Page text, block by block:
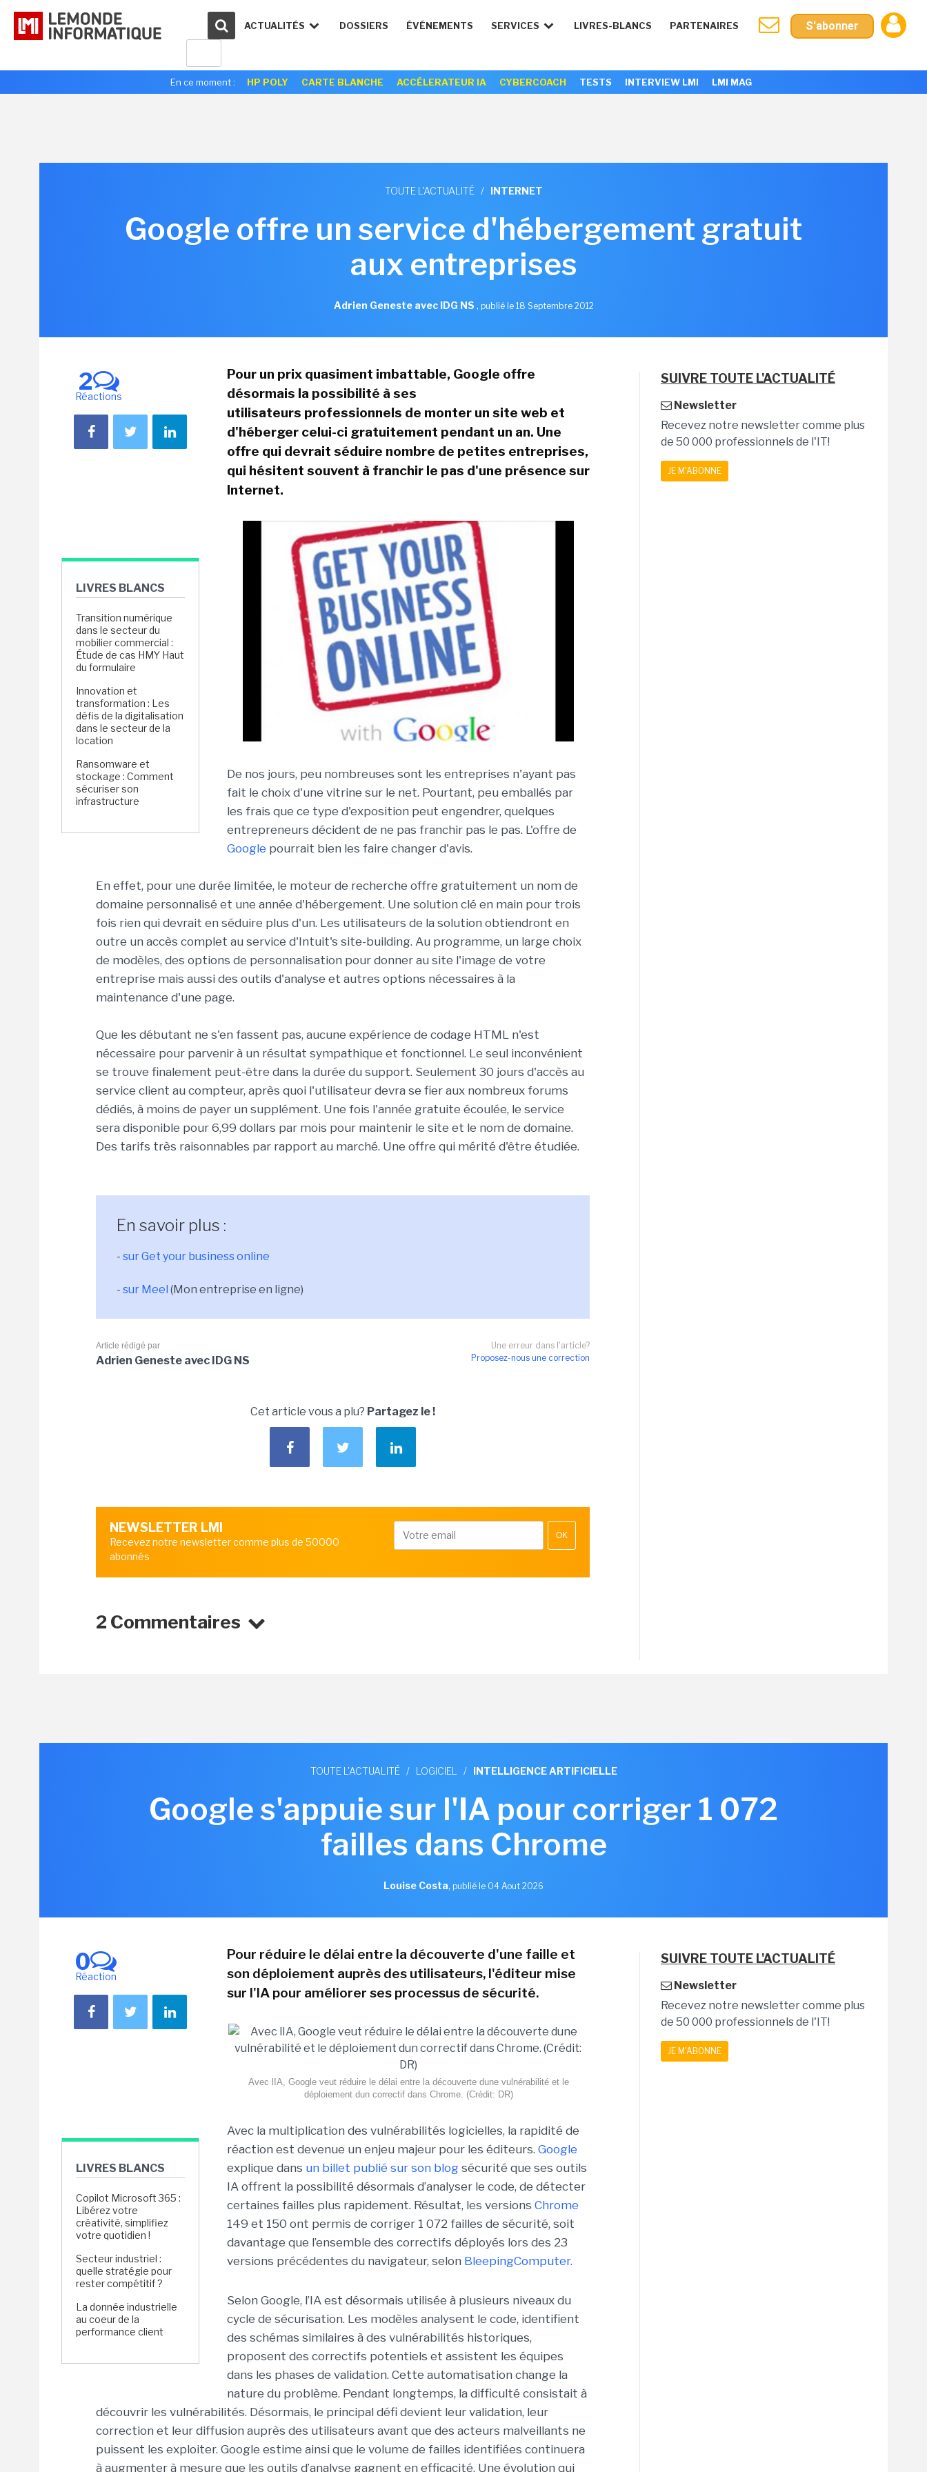
ACTUALITÉS DOSSIERS ÉVÉNEMENTS SERVICES LIVRES-BLANCS PARTENAIRES S'abonner
En ce moment : HP POLY CARTE BLANCHE ACCÉLERATEUR IA CYBERCOACH TESTS INTERVIEW LMI LMI MAG
TOUTE L'ACTUALITÉ / INTERNET
Google offre un service d'hébergement gratuit
aux entreprises
Adrien Geneste avec IDG NS , publié le 18 Septembre 2012
2
Réactions
LIVRES BLANCS
Transition numérique
dans le secteur du
mobilier commercial :
Étude de cas HMY Haut
du formulaire
Innovation et
transformation : Les
défis de la digitalisation
dans le secteur de la
location
Ransomware et
stockage : Comment
sécuriser son
infrastructure
Pour un prix quasiment imbattable, Google offre
désormais la possibilité à ses
utilisateurs professionnels de monter un site web et
d'héberger celui-ci gratuitement pendant un an. Une
offre qui devrait séduire nombre de petites entreprises,
qui hésitent souvent à franchir le pas d'une présence sur
Internet.
De nos jours, peu nombreuses sont les entreprises n'ayant pas
fait le choix d'une vitrine sur le net. Pourtant, peu emballés par
les frais que ce type d'exposition peut engendrer, quelques
entrepreneurs décident de ne pas franchir pas le pas. L'offre de
Google pourrait bien les faire changer d'avis.
En effet, pour une durée limitée, le moteur de recherche offre gratuitement un nom de
domaine personnalisé et une année d'hébergement. Une solution clé en main pour trois
fois rien qui devrait en séduire plus d'un. Les utilisateurs de la solution obtiendront en
outre un accès complet au service d'Intuit's site-building. Au programme, un large choix
de modèles, des options de personnalisation pour donner au site l'image de votre
entreprise mais aussi des outils d'analyse et autres options nécessaires à la
maintenance d'une page.
Que les débutant ne s'en fassent pas, aucune expérience de codage HTML n'est
nécessaire pour parvenir à un résultat sympathique et fonctionnel. Le seul inconvénient
se trouve finalement peut-être dans la durée du support. Seulement 30 jours d'accès au
service client au compteur, après quoi l'utilisateur devra se fier aux nombreux forums
dédiés, à moins de payer un supplément. Une fois l'année gratuite écoulée, le service
sera disponible pour 6,99 dollars par mois pour maintenir le site et le nom de domaine.
Des tarifs très raisonnables par rapport au marché. Une offre qui mérité d'être étudiée.
En savoir plus :
- sur Get your business online
- sur Meel (Mon entreprise en ligne)
Une erreur dans l'article?
Proposez-nous une correction
Article rédigé par
Adrien Geneste avec IDG NS
Cet article vous a plu? Partagez le !
NEWSLETTER LMI
Recevez notre newsletter comme plus de 50000
abonnés
OK
2 Commentaires
SUIVRE TOUTE L'ACTUALITÉ
Newsletter
Recevez notre newsletter comme plus
de 50 000 professionnels de l'IT!
JE M'ABONNE
TOUTE L'ACTUALITÉ / LOGICIEL / INTELLIGENCE ARTIFICIELLE
Google s'appuie sur l'IA pour corriger 1 072
failles dans Chrome
Louise Costa, publié le 04 Aout 2026
0
Réaction
LIVRES BLANCS
Copilot Microsoft 365 :
Libérez votre
créativité, simplifiez
votre quotidien !
Secteur industriel :
quelle stratégie pour
rester compétitif ?
La donnée industrielle
au coeur de la
performance client
Pour réduire le délai entre la découverte d'une faille et
son déploiement auprès des utilisateurs, l'éditeur mise
sur l'IA pour améliorer ses processus de sécurité.
Avec lIA, Google veut réduire le délai entre la découverte dune vulnérabilité et le
déploiement dun correctif dans Chrome. (Crédit: DR)
Avec la multiplication des vulnérabilités logicielles, la rapidité de
réaction est devenue un enjeu majeur pour les éditeurs. Google
explique dans un billet publié sur son blog sécurité que ses outils
IA offrent la possibilité désormais d’analyser le code, de détecter
certaines failles plus rapidement. Résultat, les versions Chrome
149 et 150 ont permis de corriger 1 072 failles de sécurité, soit
davantage que l’ensemble des correctifs déployés lors des 23
versions précédentes du navigateur, selon BleepingComputer.
Selon Google, l’IA est désormais utilisée à plusieurs niveaux du
cycle de sécurisation. Les modèles analysent le code, identifient
des schémas similaires à des vulnérabilités historiques,
proposent des correctifs potentiels et assistent les équipes
dans les phases de validation. Cette automatisation change la
nature du problème. Pendant longtemps, la difficulté consistait à
découvrir les vulnérabilités. Désormais, le principal défi devient leur validation, leur
correction et leur diffusion auprès des utilisateurs avant que des acteurs malveillants ne
puissent les exploiter. Google estime ainsi que le volume de failles identifiées continuera
à augmenter à mesure que les outils d’analyse gagnent en efficacité. Une évolution qui
SUIVRE TOUTE L'ACTUALITÉ
Newsletter
Recevez notre newsletter comme plus
de 50 000 professionnels de l'IT!
JE M'ABONNE